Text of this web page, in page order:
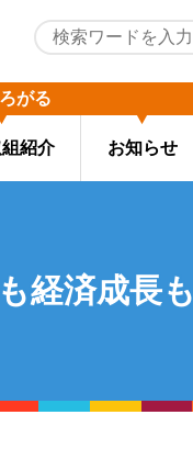
がる
紹介 お知らせ
経済成長も